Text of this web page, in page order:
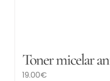
Toner micelar
19.00€